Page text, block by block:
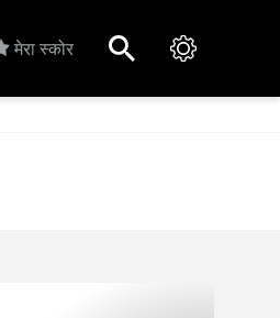
मेरा स्कोर